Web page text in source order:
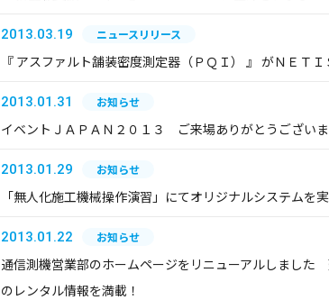
2013.03.19 ニュースリリース
『 アスファルト舗装密度測定器（ＰＱＩ） 』 がＮＥＴ
2013.01.31 お知らせ
イベントＪＡＰＡＮ２０１３ ご来場ありがとうございま
2013.01.29 お知らせ
「無人化施工機械操作演習」にてオリジナルシステムを実
2013.01.22 お知らせ
通信測機営業部のホームページをリニューアルしまし
のレンタル情報を満載！